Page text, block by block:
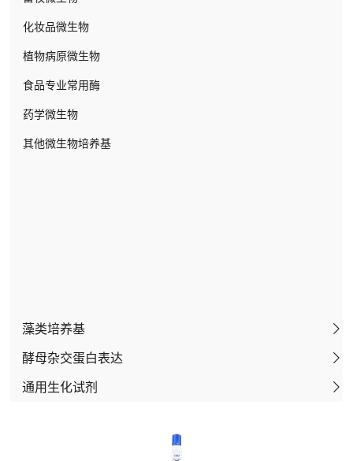
N6培养基及衍生培养基
Litvay培养基
其他植物组织培养基
培养基组分
兰花专用培养基
国际古典营养液
定制营养液
化妆品微生物
植物病原微生物
食品专业常用酶
药学微生物
其他微生物培养基
藻类培养基
酵母杂交蛋白表达
酵母杂交完全培养基
通用生化试剂